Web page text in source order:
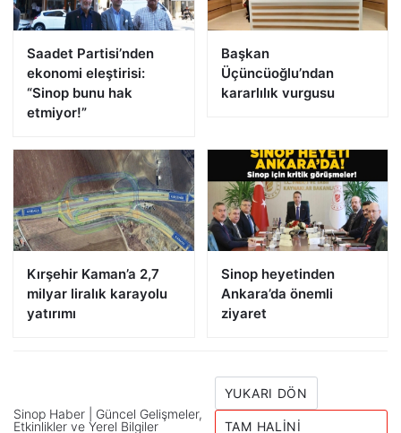
Saadet Partisi’nden
ekonomi eleştirisi:
“Sinop bunu hak
etmiyor!”
Başkan
Üçüncüoğlu’ndan
kararlılık vurgusu
Kırşehir Kaman’a 2,7
milyar liralık karayolu
yatırımı
Sinop heyetinden
Ankara’da önemli
ziyaret
Sinop Haber | Güncel Gelişmeler,
Etkinlikler ve Yerel Bilgiler
YUKARI DÖN
TAM HALINI